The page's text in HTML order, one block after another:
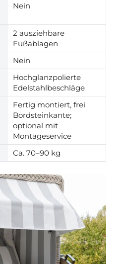
Nein
2 ausziehbare
Fußablagen
Nein
Hochglanzpolierte
Edelstahlbeschläge
Fertig montiert, frei
Bordsteinkante;
optional mit
Montageservice
Ca. 70–90 kg